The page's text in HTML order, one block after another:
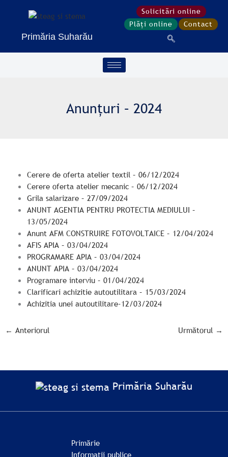
Primăria Suharău
Solicitări online
Plăți online
Contact
Anunțuri – 2024
Cerere de oferta atelier textil – 06/12/2024
Cerere oferta atelier mecanic – 06/12/2024
Grila salarizare – 27/09/2024
ANUNT AGENTIA PENTRU PROTECTIA MEDIULUI –
13/05/2024
Anunt AFM CONSTRUIRE FOTOVOLTAICE – 12/04/2024
AFIS APIA – 03/04/2024
PROGRAMARE APIA – 03/04/2024
ANUNT APIA – 03/04/2024
Programare interviu – 01/04/2024
Clarificari achizitie autoutilitara – 15/03/2024
Achizitia unei autoutilitare-12/03/2024
← Anteriorul Următorul →
Primăria Suharău
Primărie
Informații publice